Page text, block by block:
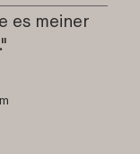
es meiner